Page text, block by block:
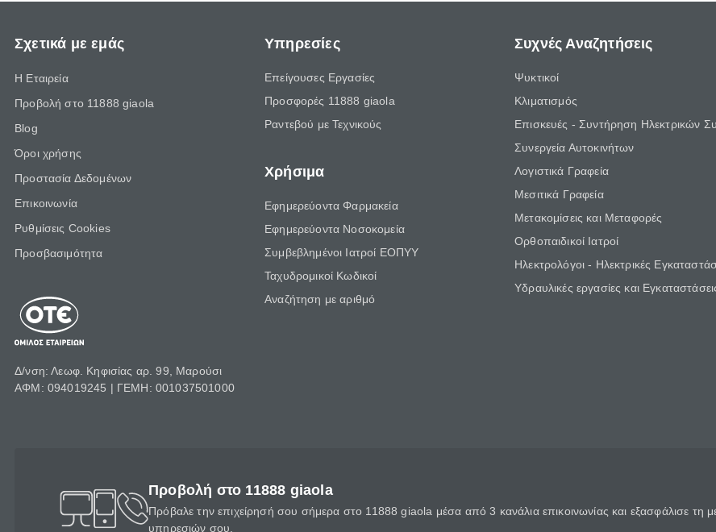
Σχετικά με εμάς
Η Εταιρεία
Προβολή στο 11888 giaola
Blog
Όροι χρήσης
Προστασία Δεδομένων
Επικοινωνία
Ρυθμίσεις Cookies
Προσβασιμότητα
Δ/νση: Λεωφ. Κηφισίας αρ. 99, Μαρούσι
ΑΦΜ: 094019245 | ΓΕΜΗ: 001037501000
Υπηρεσίες
Επείγουσες Εργασίες
Προσφορές 11888 giaola
Ραντεβού με Τεχνικούς
Χρήσιμα
Εφημερεύοντα Φαρμακεία
Εφημερεύοντα Νοσοκομεία
Συμβεβλημένοι Ιατροί ΕΟΠΥΥ
Ταχυδρομικοί Κωδικοί
Αναζήτηση με αριθμό
Συχνές Αναζητήσεις
Ψυκτικοί
Κλιματισμός
Επισκευές - Συντήρηση Ηλεκτρικών
Συνεργεία Αυτοκινήτων
Λογιστικά Γραφεία
Μεσιτικά Γραφεία
Μετακομίσεις και Μεταφορές
Ορθοπαιδικοί Ιατροί
Ηλεκτρολόγοι - Ηλεκτρικές
Υδραυλικές εργασίες και
Προβολή στο 11888 giaola
Πρόβαλε την επιχείρησή σου σήμερα στο 11888 giaola μέσα από 3 κανάλια επικοινωνίας και εξασφάλισε τη
υπηρεσιών σου.